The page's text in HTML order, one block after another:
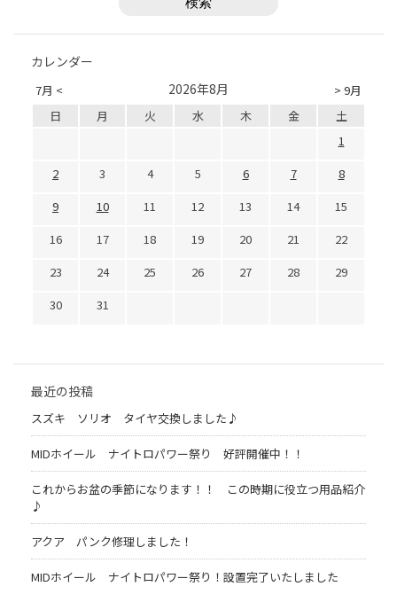
カレンダー
7月 < > 9月
2026年8月
日 月 火 水 木 金
土
1
2
3 4 5 6 7
8
9
10 11 12 13 14
15
16
17 18 19 20 21
22
23
24 25 26 27 28
29
30
31
最近の投稿
スズキ ソリオ タイヤ交換しました♪
MIDホイール ナイトロパワー祭り 好評開催中！！
これからお盆の季節になります！！ この時期に役立つ用品紹介
♪
アクア パンク修理しました！
MIDホイール ナイトロパワー祭り！設置完了いたしました